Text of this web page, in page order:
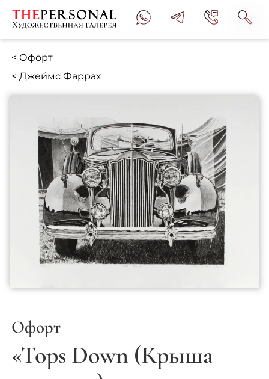
< Офорт
< Джеймс Фаррах
Офорт
«Tops Down (Крыша